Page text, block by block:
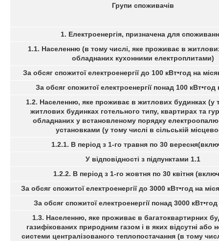
Групи споживачів
1. Електроенергія, призначена для
1.1. Населенню (в тому числі, яке проживає в
обладнаних кухонними електроплитами)
За обсяг спожитої електроенергії до 100 кВт•год на
За обсяг спожитої електроенергії понад 100 кВт•год
1.2. Населенню, яке проживає в житлових будинках (у
житлових будинках готельного типу, квартирах та
обладнаних у встановленому порядку
установками (у тому числі в сільській
1.2.1. В період з 1-го травня по 30
У відповідності з підпунктами 1.1
1.2.2. В період з 1-го жовтня по 30 квітня
За обсяг спожитої електроенергії до 3000 кВт•год на
За обсяг спожитої електроенергії понад 3000
1.3. Населенню, яке проживає в багатоквартирних
газифікованих природним газом і в яких відсутні або
системи централізованого теплопостачання (в тому